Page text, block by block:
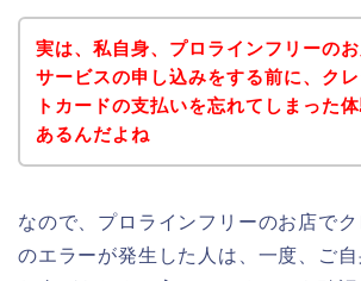
実は、私自身、プロラインフリーの
サービスの申し込みをする前に、クレ
トカードの支払いを忘れてしまった
あるんだよね
なので、プロラインフリーのお店で
のエラーが発生した人は、一度、ご